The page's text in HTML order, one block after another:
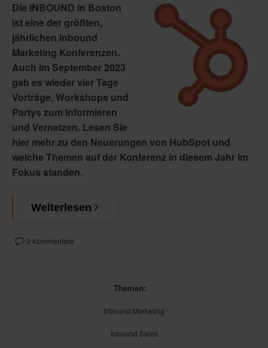
Die INBOUND in Boston
ist eine der größten,
jährlichen Inbound
Marketing Konferenzen.
Auch im September 2023
gab es wieder vier Tage
Vorträge, Workshops und
Partys zum Informieren
und Vernetzen. Lesen Sie
hier mehr zu den Neuerungen von HubSpot und
welche Themen auf der Konferenz in diesem Jahr im
Fokus standen.
Weiterlesen
0 Kommentare
Themen:
Inbound Marketing
Inbound Sales